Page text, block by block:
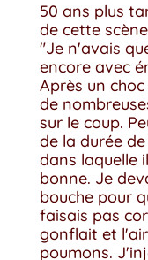
50 ans plus
de cette
"Je n'avais
encore avec
Après un
de
sur le coup.
de la durée
dans laquelle
bonne. Je
bouche pour
faisais pas
gonflait et
poumons.